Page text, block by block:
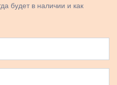
будет в наличии и как